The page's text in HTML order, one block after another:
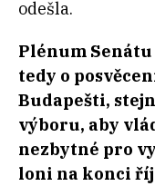
odešla.
Plénum
tedy o
Budapešti,
výboru, aby
nezbytné pro
loni na konci